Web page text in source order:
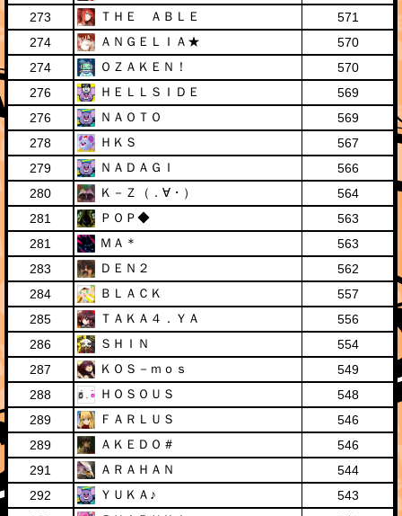
273
ＴＨＥ ＡＢＬＥ
571
274
ＡＮＧＥＬＩＡ★
570
274
ＯＺＡＫＥＮ！
570
276
ＨＥＬＬＳＩＤＥ
569
276
ＮＡＯＴＯ
569
278
ＨＫＳ
567
279
ＮＡＤＡＧＩ
566
280
Ｋ－Ｚ（．∀・）
564
281
ＰＯＰ◆
563
281
ＭＡ＊
563
283
ＤＥＮ２
562
284
ＢＬＡＣＫ
557
285
ＴＡＫＡ４．ＹＡ
556
286
ＳＨＩＮ
554
287
ＫＯＳ－ｍｏｓ
549
288
ＨＯＳＯＵＳ
548
289
ＦＡＲＬＵＳ
546
289
ＡＫＥＤＯ＃
546
291
ＡＲＡＨＡＮ
544
292
ＹＵＫＡ♪
543